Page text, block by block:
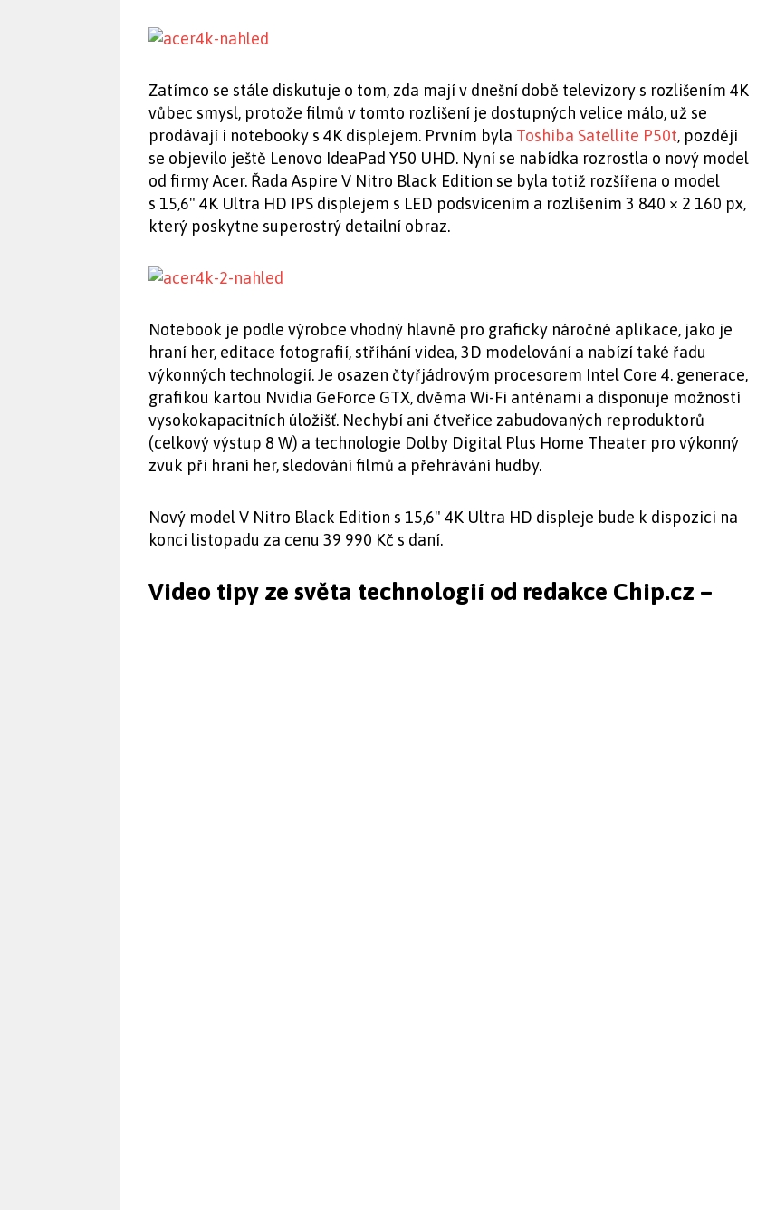
Zatímco se stále diskutuje o tom, zda mají v dnešní době televizory s rozlišením 4K
vůbec smysl, protože filmů v tomto rozlišení je dostupných velice málo, už se
prodávají i notebooky s 4K displejem. Prvním byla Toshiba Satellite P50t, později
se objevilo ještě Lenovo IdeaPad Y50 UHD. Nyní se nabídka rozrostla o nový model
od firmy Acer. Řada Aspire V Nitro Black Edition se byla totiž rozšířena o model
s 15,6" 4K Ultra HD IPS displejem s LED podsvícením a rozlišením 3 840 × 2 160 px,
který poskytne superostrý detailní obraz.
Notebook je podle výrobce vhodný hlavně pro graficky náročné aplikace, jako je
hraní her, editace fotografií, stříhání videa, 3D modelování a nabízí také řadu
výkonných technologií. Je osazen čtyřjádrovým procesorem Intel Core 4. generace,
grafikou kartou Nvidia GeForce GTX, dvěma Wi-Fi anténami a disponuje možností
vysokokapacitních úložišť. Nechybí ani čtveřice zabudovaných reproduktorů
(celkový výstup 8 W) a technologie Dolby Digital Plus Home Theater pro výkonný
zvuk při hraní her, sledování filmů a přehrávání hudby.
Nový model V Nitro Black Edition s 15,6" 4K Ultra HD displeje bude k dispozici na
konci listopadu za cenu 39 990 Kč s daní.
Video tipy ze světa technologií od redakce Chip.cz –